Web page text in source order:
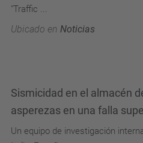
"Traffic ...
Ubicado en Noticias
Sismicidad en el almacén
asperezas en una falla
Un equipo de investigación